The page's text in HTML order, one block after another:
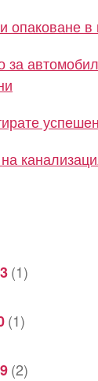
опаковане
за
(1)
(1)
(2)